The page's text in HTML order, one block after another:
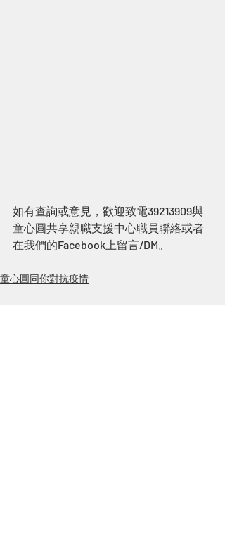
如有查詢或意見，歡迎致電39213909與
童心圓共享親職支援中心職員聯絡或者
在我們的Facebook上留言/DM。
童心圓同你對抗疫情